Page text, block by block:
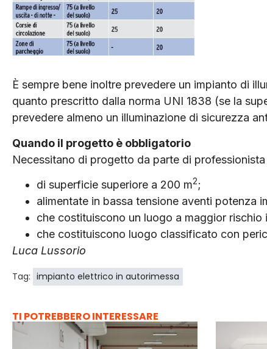
È sempre bene inoltre prevedere un impianto di
quanto prescritto dalla norma UNI 1838 (se la
prevedere almeno un illuminazione di sicurezza
Quando il progetto è obbligatorio
Necessitano di progetto da parte di
di superficie superiore a 200 m2;
alimentate in bassa tensione aventi potenza
che costituiscono un luogo a maggior rischio
che costituiscono luogo classificato con
Luca Lussorio
Tag: impianto elettrico in autorimessa
TI POTREBBERO INTERESSARE